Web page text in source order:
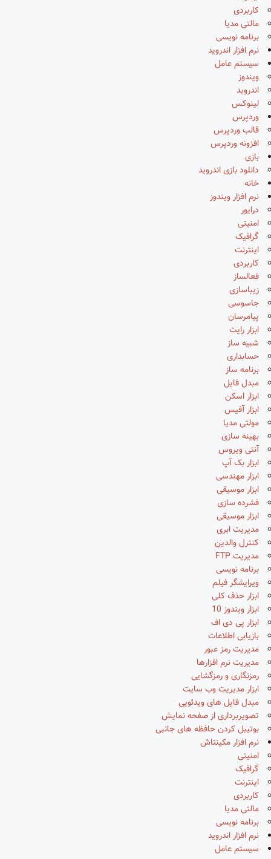
کاربردی
مالتی مدیا
برنامه نویسی
نرم افزار اندروید
سیستم عامل
ویندوز
اندروید
لینوکس
وردپرس
قالب وردپرس
افزونه وردپرس
بازی
دانلود بازی اندروید
خانه
نرم افزار ویندوز
درایور
امنیتی
گرافیک
اینترنت
کاربردی
فعالساز
زیباسازی
جاسوسی
پیامرسان
ابزار رایت
شبیه ساز
حسابداری
برنامه ساز
مبدل فایل
ابزار اسکن
ابزار آفیس
مولتی مدیا
بهینه سازی
آنتی ویروس
ابزار بک آپ
ابزار مهندسی
ابزار موسیقی
فشرده سازی
ابزار موسیقی
مدیریت ابری
کنترل والدین
مدیریت FTP
برنامه نویسی
ویرایشگر فیلم
ابزار حذف کلی
ابزار ویندوز 10
ابزار پی دی اف
بازیابی اطلاعات
مدیریت رمز عبور
مدیریت نرم افزارها
رمزنگاری و رمزگشایی
ابزار مدیریت وب سایت
مبدل فایل های ویدئویی
تصویربرداری از صفحه نمایش
بوتیبل کردن حافظه های جانبی
نرم افزار مکینتاش
امنیتی
گرافیک
اینترنت
کاربردی
مالتی مدیا
برنامه نویسی
نرم افزار اندروید
سیستم عامل